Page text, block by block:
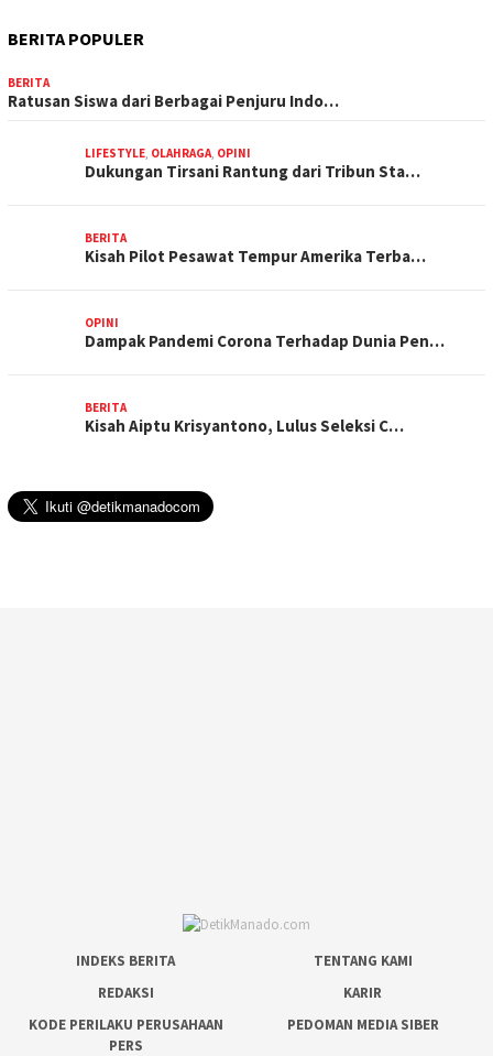
BERITA POPULER
BERITA
Ratusan Siswa dari Berbagai Penjuru Indo…
LIFESTYLE, OLAHRAGA, OPINI
Dukungan Tirsani Rantung dari Tribun Sta…
BERITA
Kisah Pilot Pesawat Tempur Amerika Terba…
OPINI
Dampak Pandemi Corona Terhadap Dunia Pen…
BERITA
Kisah Aiptu Krisyantono, Lulus Seleksi C…
INDEKS BERITA
TENTANG KAMI
REDAKSI
KARIR
KODE PERILAKU PERUSAHAAN
PERS
PEDOMAN MEDIA SIBER